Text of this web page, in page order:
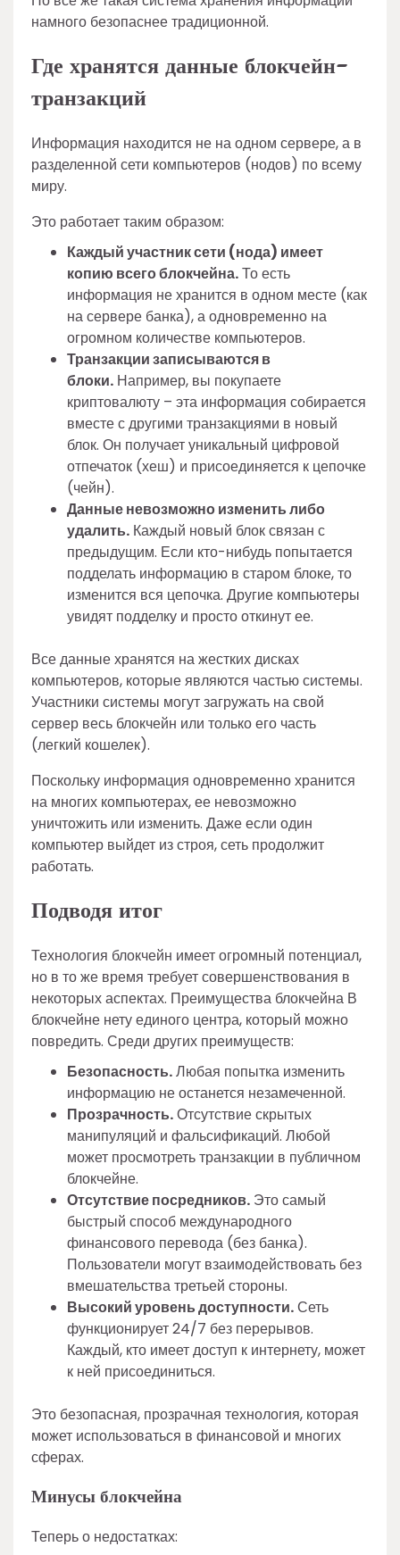
намного безопаснее традиционной.
Где хранятся данные блокчейн-
транзакций
Информация находится не на одном сервере, а в
разделенной сети компьютеров (нодов) по всему
миру.
Это работает таким образом:
Каждый участник сети (нода) имеет
копию всего блокчейна.То есть
информация не хранится в одном месте (как
на сервере банка), а одновременно на
огромном количестве компьютеров.
Транзакции записываются в
блоки. Например, вы покупаете
криптовалюту – эта информация собирается
вместе с другими транзакциями в новый
блок. Он получает уникальный цифровой
отпечаток (хеш) и присоединяется к цепочке
(чейн).
Данные невозможно изменить либо
удалить. Каждый новый блок связан с
предыдущим. Если кто-нибудь попытается
подделать информацию в старом блоке, то
изменится вся цепочка. Другие компьютеры
увидят подделку и просто откинут ее.
Все данные хранятся на жестких дисках
компьютеров, которые являются частью системы.
Участники системы могут загружать на свой
сервер весь блокчейн или только его часть
(легкий кошелек).
Поскольку информация одновременно хранится
на многих компьютерах, ее невозможно
уничтожить или изменить. Даже если один
компьютер выйдет из строя, сеть продолжит
работать.
Подводя итог
Технология блокчейн имеет огромный потенциал,
но в то же время требует совершенствования в
некоторых аспектах. Преимущества блокчейна В
блокчейне нету единого центра, который можно
повредить. Среди других преимуществ:
Безопасность.Любая попытка изменить
информацию не останется незамеченной.
Прозрачность.Отсутствие скрытых
манипуляций и фальсификаций. Любой
может просмотреть транзакции в публичном
блокчейне.
Отсутствие посредников. Это самый
быстрый способ международного
финансового перевода (без банка).
Пользователи могут взаимодействовать без
вмешательства третьей стороны.
Высокий уровень доступности.Сеть
функционирует 24/7 без перерывов.
Каждый, кто имеет доступ к интернету, может
к ней присоединиться.
Это безопасная, прозрачная технология, которая
может использоваться в финансовой и многих
сферах.
Минусы блокчейна
Теперь о недостатках: